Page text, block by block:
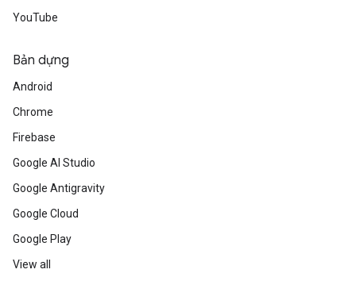
YouTube
Bản dựng
Android
Chrome
Firebase
Google AI Studio
Google Antigravity
Google Cloud
Google Play
View all